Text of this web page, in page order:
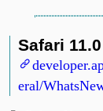
Safari 11.0
eral/